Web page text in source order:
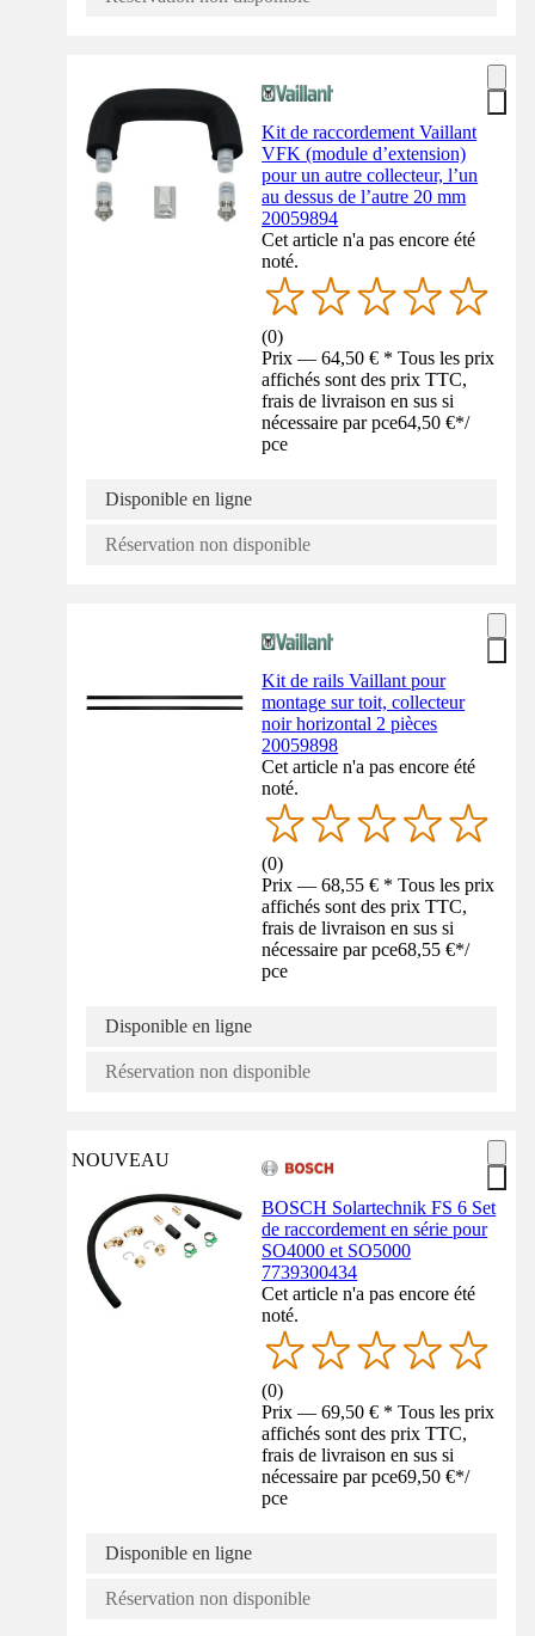
Kit de raccordement Vaillant
VFK (module d’extension)
pour un autre collecteur, l’un
au dessus de l’autre 20 mm
20059894
Cet article n'a pas encore été
noté.
(0)
Prix — 64,50 € * Tous les prix
affichés sont des prix TTC,
frais de livraison en sus si
nécessaire par pce64,50 €*/
pce
Disponible en ligne
Réservation non disponible
Kit de rails Vaillant pour
montage sur toit, collecteur
noir horizontal 2 pièces
20059898
Cet article n'a pas encore été
noté.
(0)
Prix — 68,55 € * Tous les prix
affichés sont des prix TTC,
frais de livraison en sus si
nécessaire par pce68,55 €*/
pce
Disponible en ligne
Réservation non disponible
NOUVEAU
BOSCH Solartechnik FS 6 Set
de raccordement en série pour
SO4000 et SO5000
7739300434
Cet article n'a pas encore été
noté.
(0)
Prix — 69,50 € * Tous les prix
affichés sont des prix TTC,
frais de livraison en sus si
nécessaire par pce69,50 €*/
pce
Disponible en ligne
Réservation non disponible